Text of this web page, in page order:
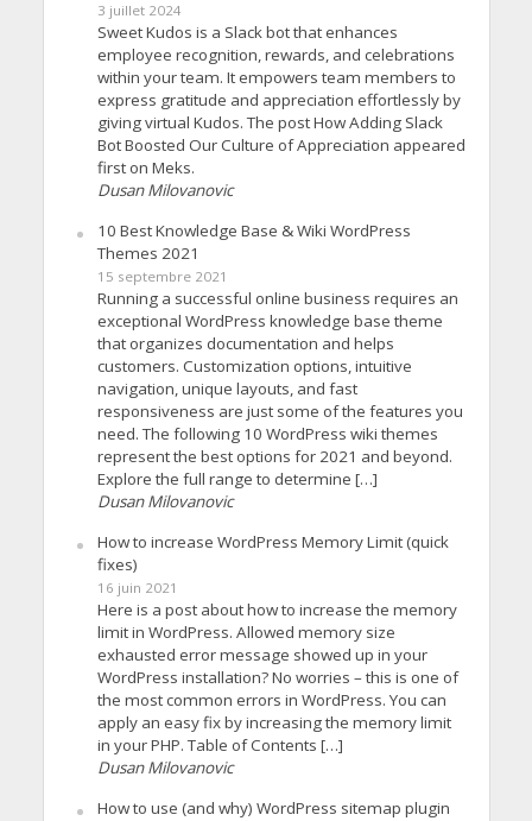
3 juillet 2024
Sweet Kudos is a Slack bot that enhances
employee recognition, rewards, and celebrations
within your team. It empowers team members to
express gratitude and appreciation effortlessly by
giving virtual Kudos. The post How Adding Slack
Bot Boosted Our Culture of Appreciation appeared
first on Meks.
Dusan Milovanovic
10 Best Knowledge Base & Wiki WordPress
Themes 2021
15 septembre 2021
Running a successful online business requires an
exceptional WordPress knowledge base theme
that organizes documentation and helps
customers. Customization options, intuitive
navigation, unique layouts, and fast
responsiveness are just some of the features you
need. The following 10 WordPress wiki themes
represent the best options for 2021 and beyond.
Explore the full range to determine […]
Dusan Milovanovic
How to increase WordPress Memory Limit (quick
fixes)
16 juin 2021
Here is a post about how to increase the memory
limit in WordPress. Allowed memory size
exhausted error message showed up in your
WordPress installation? No worries – this is one of
the most common errors in WordPress. You can
apply an easy fix by increasing the memory limit
in your PHP. Table of Contents […]
Dusan Milovanovic
How to use (and why) WordPress sitemap plugin